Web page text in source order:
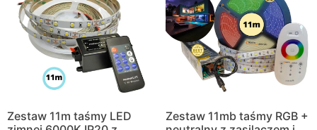
Zestaw 11m taśmy LED
Zestaw 11mb taśmy RGB +